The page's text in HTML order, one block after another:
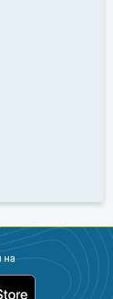
на